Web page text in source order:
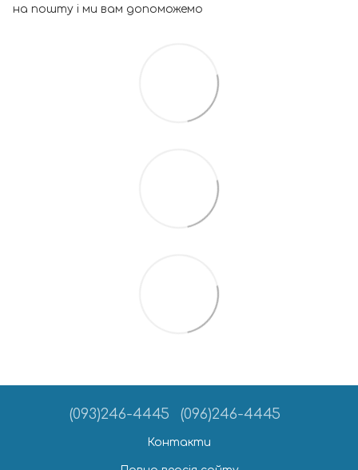
на пошту і ми вам допоможемо
(093)246-4445 (096)246-4445
Контакти